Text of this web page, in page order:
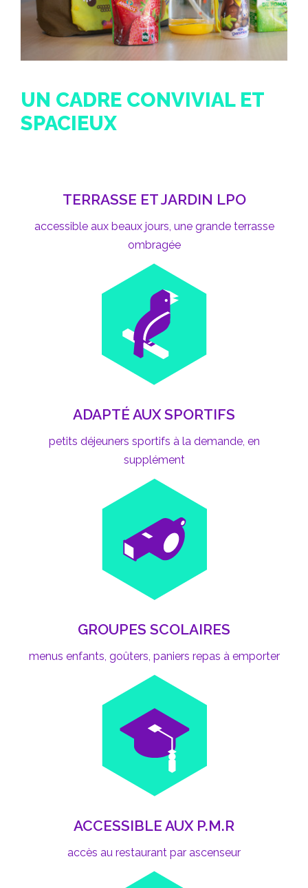
UN CADRE CONVIVIAL ET
SPACIEUX
TERRASSE ET JARDIN LPO
accessible aux beaux jours, une grande terrasse
ombragée
ADAPTÉ AUX SPORTIFS
petits déjeuners sportifs à la demande, en
supplément
GROUPES SCOLAIRES
menus enfants, goûters, paniers repas à emporter
ACCESSIBLE AUX P.M.R
accès au restaurant par ascenseur